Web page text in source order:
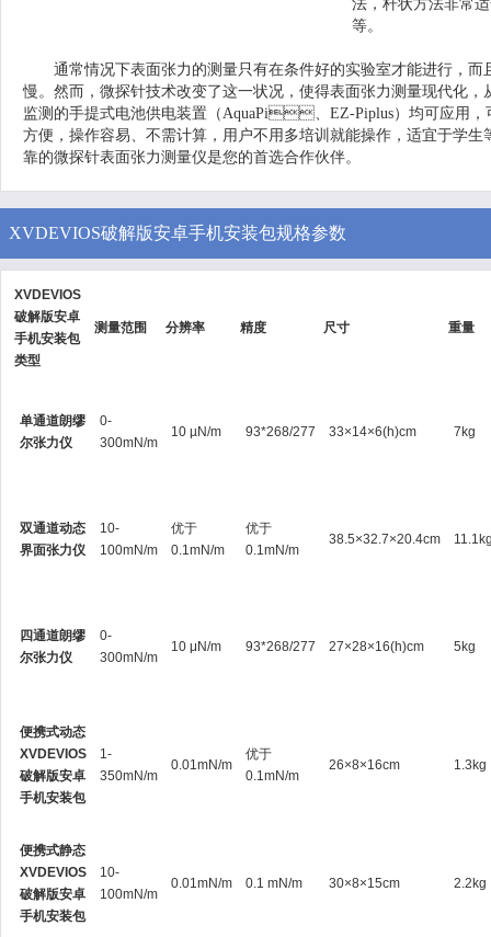
法，杆状方法非常适
等。
通常情况下表面张力的测量只有在条件好的实验室才能进行，而且
慢。然而，微探针技术改变了这一状况，使得表面张力测量现代
监测的手提式电池供电装置（AquaPi、EZ-Piplus）均可应用，可靠
方便，操作容易、不需计算，用户不用多培训就能操作，适宜于学生
靠的微探针表面张力测量仪是您的首选合作伙伴。
XVDEVIOS破解版安卓手机安装包规格参数
XVDEVIOS
破解版安卓
手机安装包
类型
测量范围 分辨率 精度 尺寸 重量
单通道朗缪
尔张力仪
0-
300mN/m
10 µN/m 93*268/277 33×14×6(h)cm 7kg
双通道动态
界面张力仪
10-
100mN/m
优于
0.1mN/m
优于
0.1mN/m
38.5×32.7×20.4cm
四通道朗缪
尔张力仪
0-
300mN/m
10 μN/m 93*268/277 27×28×16(h)cm 5kg
便携式动态
XVDEVIOS
破解版安卓
手机安装包
1-
350mN/m
0.01mN/m
优于
0.1mN/m
26×8×16cm 1.3kg
便携式静态
XVDEVIOS
破解版安卓
手机安装包
10-
100mN/m
0.01mN/m 0.1 mN/m 30×8×15cm 2.2kg